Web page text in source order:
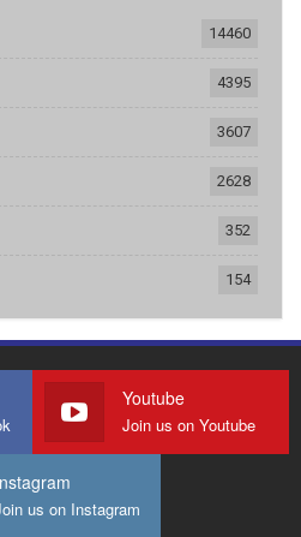
14460
4395
3607
2628
352
154
Youtube
Join us on Youtube
us on Instagram